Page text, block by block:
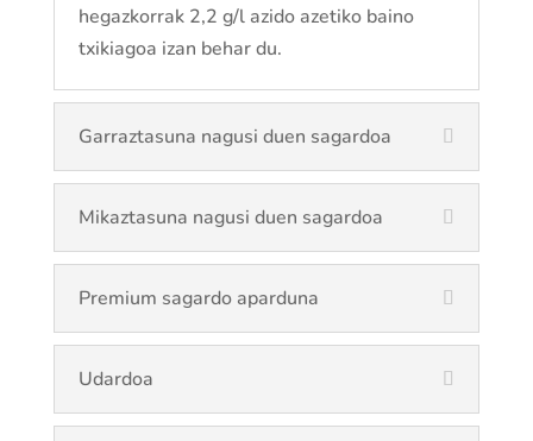
hegazkorrak 2,2 g/l azido azetiko baino
txikiagoa izan behar du.
Garraztasuna nagusi duen sagardoa
Mikaztasuna nagusi duen sagardoa
Premium sagardo aparduna
Udardoa